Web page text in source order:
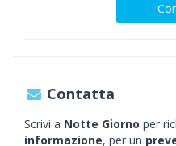
Contatta
Scrivi a Notte Giorno per
informazione, per un